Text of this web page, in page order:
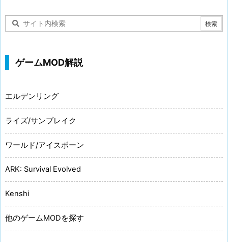
ゲームMOD解説
エルデンリング
ライズ/サンブレイク
ワールド/アイスボーン
ARK: Survival Evolved
Kenshi
他のゲームMODを探す